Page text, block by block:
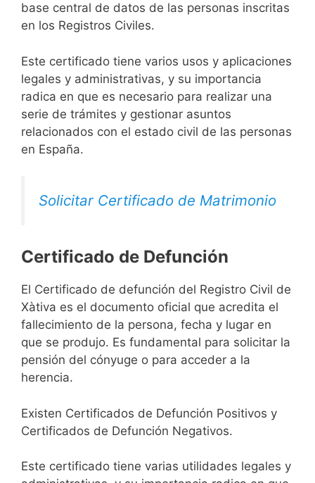
base central de datos de las personas inscritas
en los Registros Civiles.
Este certificado tiene varios usos y aplicaciones
legales y administrativas, y su importancia
radica en que es necesario para realizar una
serie de trámites y gestionar asuntos
relacionados con el estado civil de las personas
en España.
Solicitar Certificado de Matrimonio
Certificado de Defunción
El Certificado de defunción del Registro Civil de
Xàtiva es el documento oficial que acredita el
fallecimiento de la persona, fecha y lugar en
que se produjo. Es fundamental para solicitar la
pensión del cónyuge o para acceder a la
herencia.
Existen Certificados de Defunción Positivos y
Certificados de Defunción Negativos.
Este certificado tiene varias utilidades legales y